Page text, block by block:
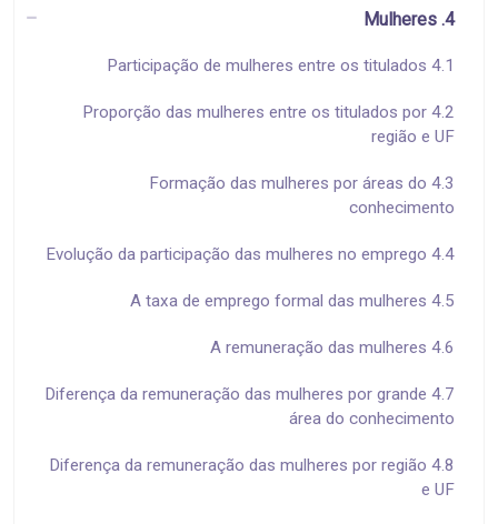
4. Mulheres
4.1 Participação de mulheres entre os titulados
4.2 Proporção das mulheres entre os titulados por
região e UF
4.3 Formação das mulheres por áreas do
conhecimento
4.4 Evolução da participação das mulheres no emprego
4.5 A taxa de emprego formal das mulheres
4.6 A remuneração das mulheres
4.7 Diferença da remuneração das mulheres por grande
área do conhecimento
4.8 Diferença da remuneração das mulheres por região
e UF